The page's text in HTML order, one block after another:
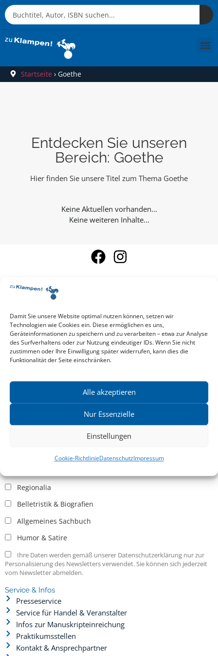
Damit Sie unsere Website optimal nutzen können, setzen wir
Technologien wie Cookies ein. Diese ermöglichen es uns,
Geräteinformationen zu speichern und zu verarbeiten – etwa zur Analyse
des Surfverhaltens oder zur Nutzung eindeutiger IDs. Wenn Sie nicht
zustimmen oder Ihre Einwilligung später widerrufen, kann dies die
Funktionalität der Seite einschränken.
Alle akzeptieren
Nur Essenzielle
Einstellungen
Cookie-RichtlinieDatenschutzImpressum
Startseite › Goethe
Entdecken Sie unseren
Bereich: Goethe
Hier finden Sie unsere Titel zum Thema Goethe
Keine weiteren Inhalte...
Aktuelle Vorschau
Entdecken Sie das aktuelle zu-Klampen!-Verlagsprogramm.
Hier finden Sie die Verlagsvorschau – einfach direkt online
reinlesen oder herunterladen.
Download: Vorschau zu Klampen! Herbst 2026
Mehr aktuelle Vorschauen ansehen
News zu aktuellen Neuheiten und Nachrichten im zu Klampen!
Verlag – jederzeit wieder abbestellbar.
Kritische Theorie / Philosophie
Regionalia
Belletristik & Biografien
Allgemeines Sachbuch
Humor & Satire
Ihre Daten werden gemäß unserer Datenschutzerklärung nur zur
Personalisierung des Newsletters verwendet. Sie können sich jederzeit
vom Newsletter abmelden.
Service & Infos
Presseservice
Service für Handel & Veranstalter
Infos zur Manuskripteinreichung
Praktikumsstellen
Kontakt & Ansprechpartner